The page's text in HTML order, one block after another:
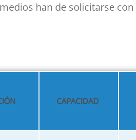
han de solicitarse
CAPACIDAD